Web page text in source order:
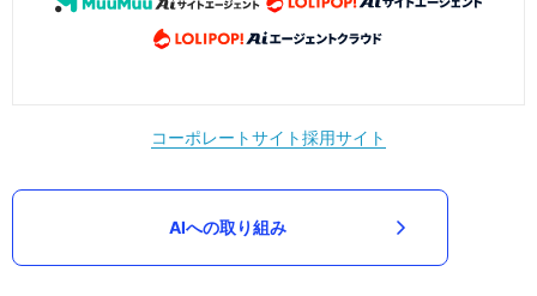
コーポレートサイト採用サイト
AIへの取り組み